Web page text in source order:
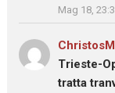
Mag 18,
Trieste-
tratta